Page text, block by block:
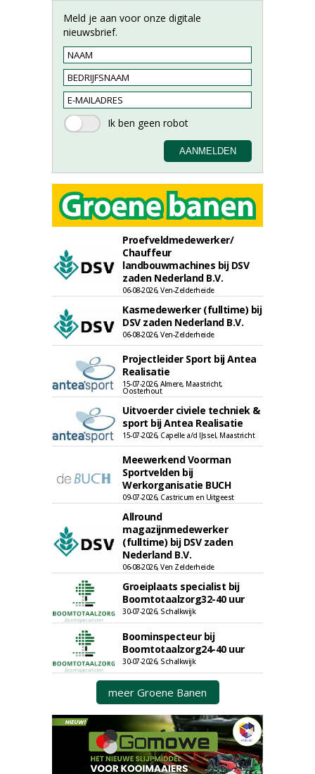
Meld je aan voor onze digitale
nieuwsbrief.
Proefveldmedewerker/
Chauffeur
landbouwmachines bij DSV
zaden Nederland B.V.
06-08-2026, Ven-Zelderheide
Kasmedewerker (fulltime) bij
DSV zaden Nederland B.V.
06-08-2026, Ven-Zelderheide
Projectleider Sport bij Antea
Realisatie
15-07-2026, Almere, Maastricht,
Oosterhout
Uitvoerder civiele techniek &
sport bij Antea Realisatie
15-07-2026, Capelle a/d IJssel, Maastricht
Meewerkend Voorman
Sportvelden bij
Werkorganisatie BUCH
09-07-2026, Castricum en Uitgeest
Allround
magazijnmedewerker
(fulltime) bij DSV zaden
Nederland B.V.
06-08-2026, Ven Zelderheide
Groeiplaats specialist bij
Boomtotaalzorg32-40 uur
30-07-2026, Schalkwijk
Boominspecteur bij
Boomtotaalzorg24-40 uur
30-07-2026, Schalkwijk
meer Groene Banen